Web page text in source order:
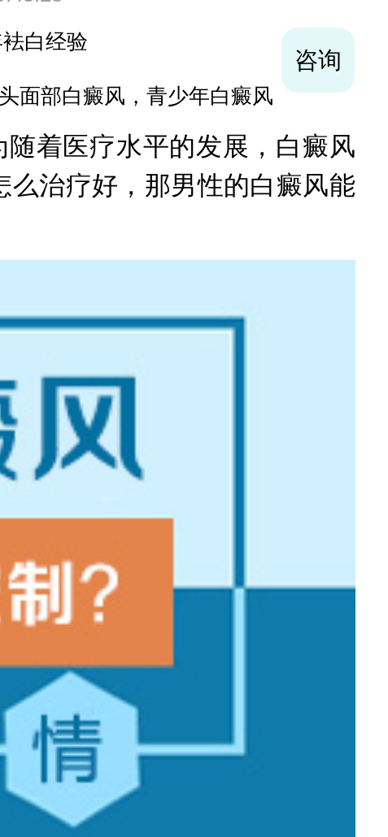
白经验
面部白癜风，青少年白癜风
咨询
着医疗水平的发展，白癜风
治疗好，那男性的白癜风能